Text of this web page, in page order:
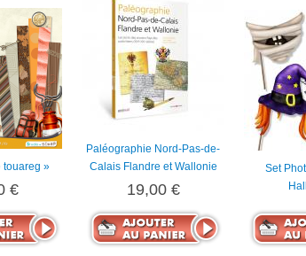
touareg »
€
Paléographie Nord-Pas-de-
Calais Flandre et Wallonie
19,00 €
Set